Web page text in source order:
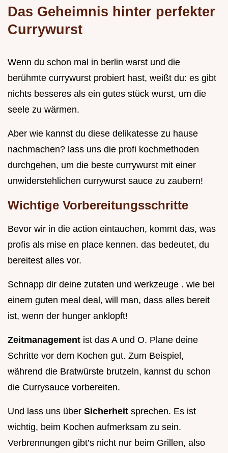
Das Geheimnis hinter perfekter
Currywurst
Wenn du schon mal in berlin warst und die
berühmte currywurst probiert hast, weißt du: es gibt
nichts besseres als ein gutes stück wurst, um die
seele zu wärmen.
Aber wie kannst du diese delikatesse zu hause
nachmachen? lass uns die profi kochmethoden
durchgehen, um die beste currywurst mit einer
unwiderstehlichen currywurst sauce zu zaubern!
Wichtige Vorbereitungsschritte
Bevor wir in die action eintauchen, kommt das, was
profis als mise en place kennen. das bedeutet, du
bereitest alles vor.
Schnapp dir deine zutaten und werkzeuge . wie bei
einem guten meal deal, will man, dass alles bereit
ist, wenn der hunger anklopft!
Zeitmanagement ist das A und O. Plane deine
Schritte vor dem Kochen gut. Zum Beispiel,
während die Bratwürste brutzeln, kannst du schon
die Currysauce vorbereiten.
Und lass uns über Sicherheit sprechen. Es ist
wichtig, beim Kochen aufmerksam zu sein.
Verbrennungen gibt’s nicht nur beim Grillen, also